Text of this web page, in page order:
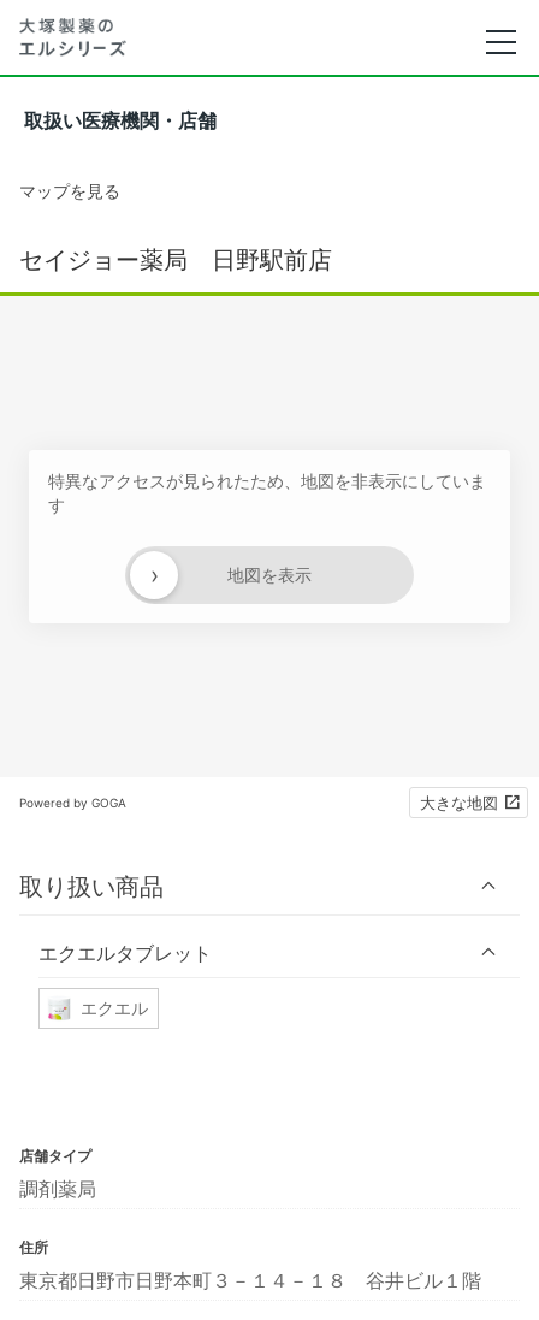
取扱い医療機関・店舗
マップを見る
セイジョー薬局 日野駅前店
特異なアクセスが見られたため、地図を非表示にしていま
す
地図を表示
›
Powered by GOGA 大きな地図
取り扱い商品
エクエルタブレット
エクエル
店舗タイプ
調剤薬局
住所
東京都日野市日野本町３－１４－１８ 谷井ビル１階